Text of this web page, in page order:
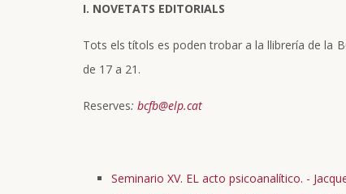
I. NOVETATS EDITORIALS
Tots els títols es poden trobar a la llibrería de la
de 17 a 21.
Reserves: bcfb@elp.cat
Seminario XV. EL acto psicoanalítico. -